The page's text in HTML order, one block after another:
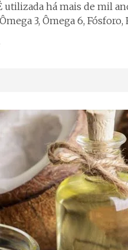
utilizada há mais de mil
3, Ômega 6,